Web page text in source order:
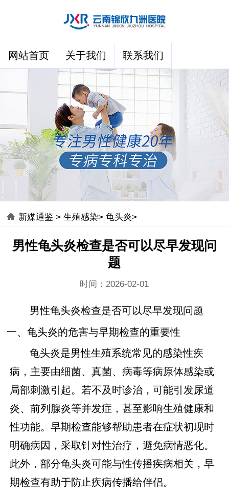
网站首页 关于我们 联系我们
新媒通鉴 >生殖感染>龟头炎>
男性龟头炎检查是否可以尽早发现问
题
时间：2026-02-01
男性龟头炎检查是否可以尽早发现问题
一、龟头炎的危害与早期检查的重要性
龟头炎是男性生殖系统常见的感染性疾
病，主要由细菌、真菌、病毒等病原体感染或
局部刺激引起。若不及时诊治，可能引发尿道
炎、前列腺炎等并发症，甚至影响生殖健康和
性功能。早期检查能够帮助患者在症状初现时
明确病因，采取针对性治疗，避免病情恶化。
此外，部分龟头炎可能与性传播疾病相关，早
期检查有助于防止疾病传播给伴侣。